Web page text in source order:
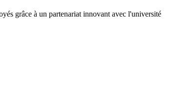
grâce à un partenariat innovant avec l'université